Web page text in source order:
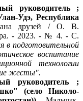
руководитель ;
Удэ, Республика
друзей / О. В.
- 2023. - № 4. - С.
в подготовительной
воспитание
технологии
жесты".
руководитель ;
(село Николо-